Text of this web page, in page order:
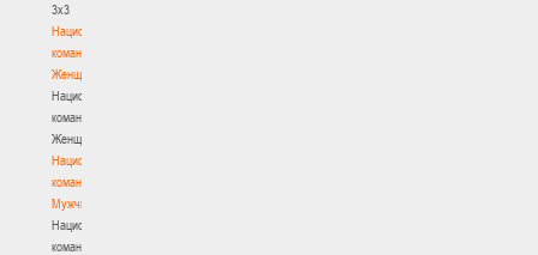
3х3
Национальная
команда.
Женщины
Национальная
команда.
Женщины
Национальная
команда.
Мужчины
Национальная
команда.